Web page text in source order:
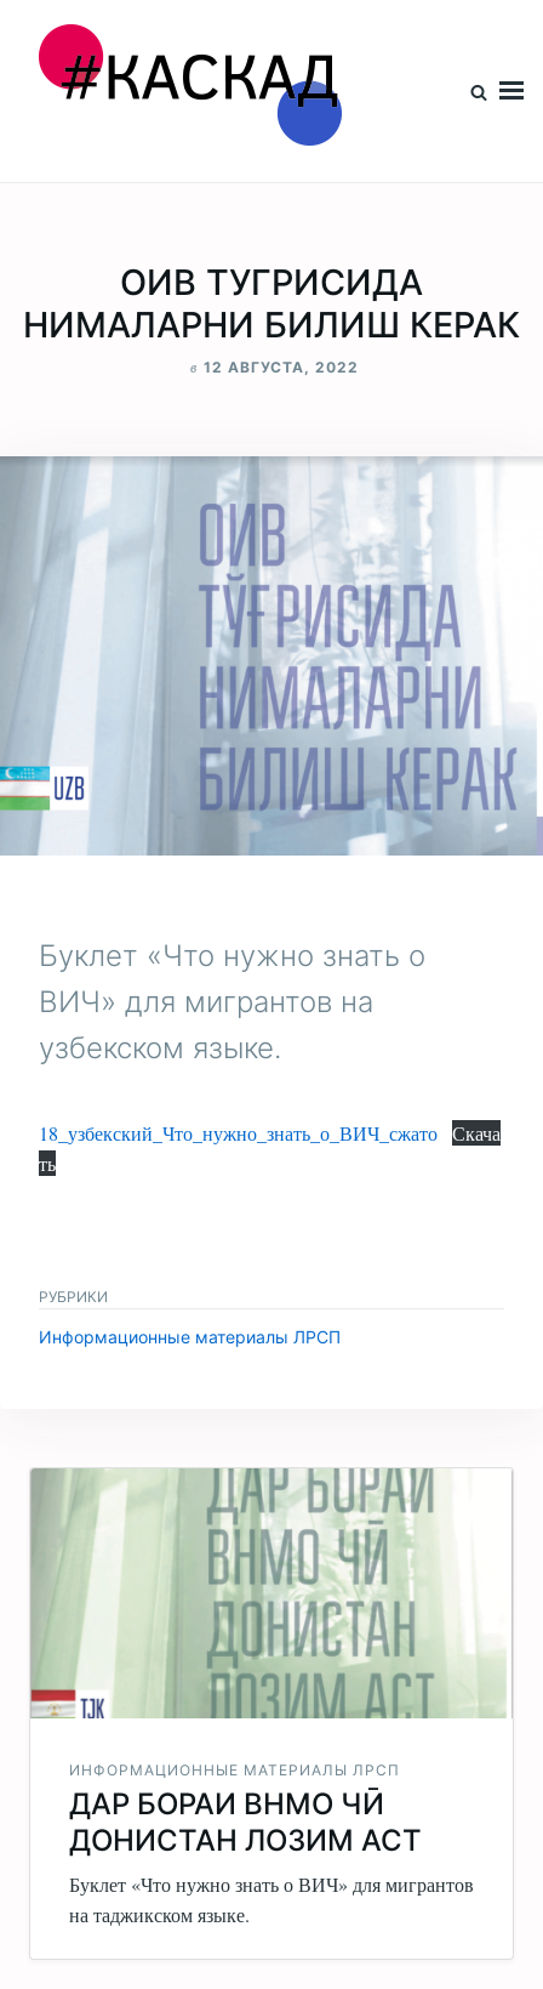
ОИВ ТУГРИСИДА
НИМАЛАРНИ БИЛИШ КЕРАК
в 12 АВГУСТА, 2022
Буклет «Что нужно знать о
ВИЧ» для мигрантов на
узбекском языке.
18_узбекский_Что_нужно_знать_о_ВИЧ_сжато Скача
ть
РУБРИКИ
Информационные материалы ЛРСП
ИНФОРМАЦИОННЫЕ МАТЕРИАЛЫ ЛРСП
ДАР БОРАИ ВНМО ЧӢ
ДОНИСТАН ЛОЗИМ АСТ
Буклет «Что нужно знать о ВИЧ» для мигрантов
на таджикском языке.